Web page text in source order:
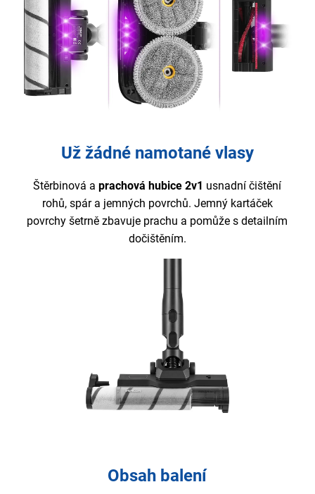
Už žádné namotané vlasy
Štěrbinová aprachová hubice 2v1 usnadní čištění
rohů, spár a jemných povrchů. Jemný kartáček
povrchy šetrně zbavuje prachu a pomůže s detailním
dočištěním.
Obsah balení